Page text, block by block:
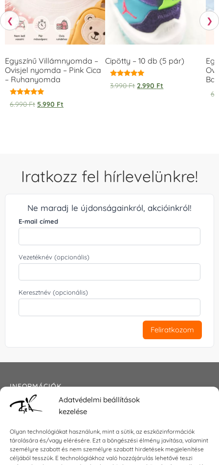
Adatvédelmi beállítások
kezelése
Olyan technológiákat használunk, mint a sütik, az eszközinformációk
tárolására és/vagy elérésére. Ezt a böngészési élmény javítása, valamint
személyre szabott és nem személyre szabott hirdetések megjelenítése
céljából tesszük. E technológiákhoz való hozzájárulás lehetővé teszi
❮
Egyszínű Villámnyomda –
Ovisjel nyomda – Pink Cica
– Ruhanyomda
Értékelés:
5.00
6.990Ft 5.990 Ft
Cipötty – 10 db (5 pár)
Értékelés:
5.00
3.990Ft 2.990 Ft
❯
Iratkozz fel hírlevelünkre!
Ne maradj le újdonságainkról, akcióinkról!
E-mail címed
Vezetéknév (opcionális)
Keresztnév (opcionális)
Feliratkozom
INFORMÁCIÓK
Általános szerződési feltételek
Impresszum